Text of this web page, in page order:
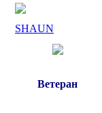
SHAUN
Ветеран